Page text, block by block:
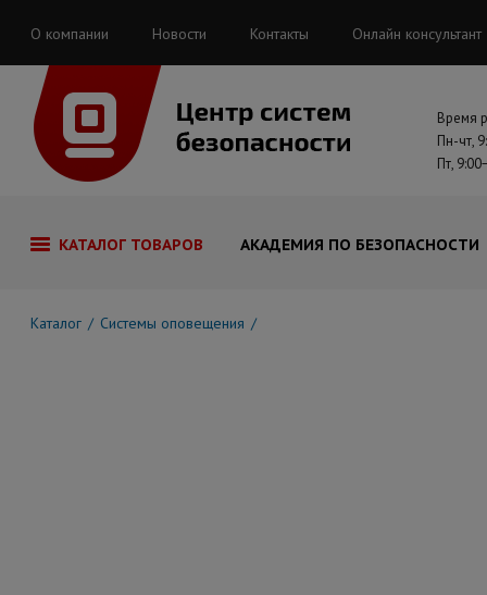
О компании Новости Контакты Онлайн консультант
Время
Пн-чт,
Пт,
КАТАЛОГ ТОВАРОВ АКАДЕМИЯ ПО БЕЗОПАСНОСТИ
Каталог Системы оповещения